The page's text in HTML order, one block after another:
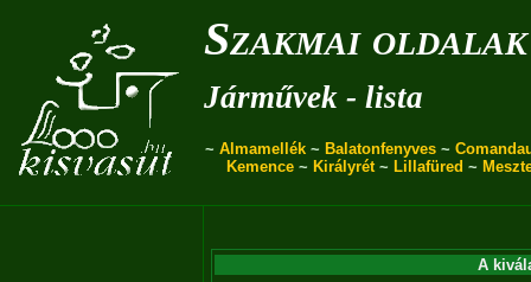
Szakmai oldalak
Járművek - lista
~ Almamellék ~ Balatonfenyves ~
Kemence ~ Királyrét~ Lillafüred ~
A